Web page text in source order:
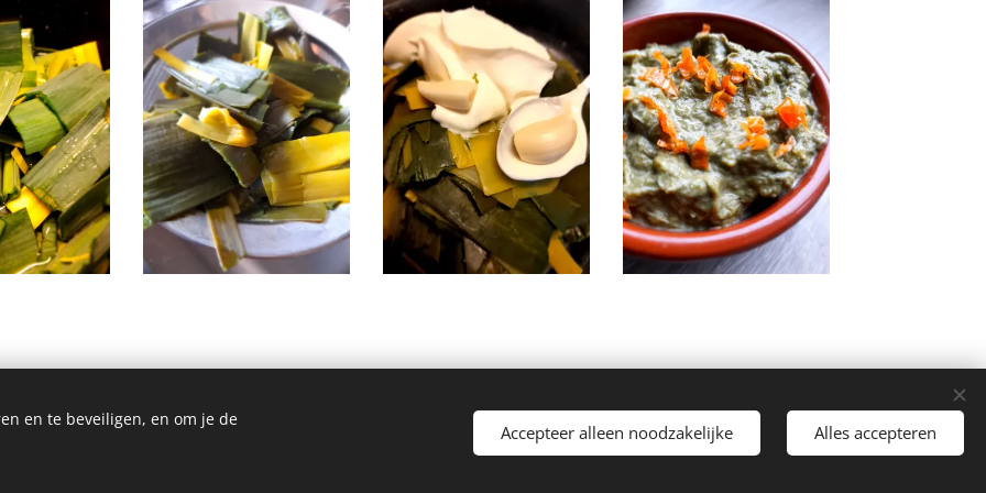
Homemade Homegrown by Bianca ©2026
en te beveiligen, en om je de
Accepteer alleen noodzakelijke Alles accepteren